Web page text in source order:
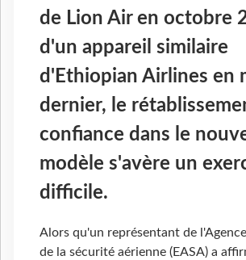
de Lion Air en octobre
d'un appareil similaire
d'Ethiopian Airlines en
dernier, le
confiance dans le
modèle s'avère un
difficile.
Alors qu'un représentant de
de la sécurité aérienne (EASA) a